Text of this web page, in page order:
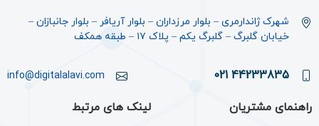
شهرک ژاندارمری – بلوار مرزداران – بلوار آریافر – بلوار جانبازان –
خیابان گلبرگ – گلبرگ یکم – پلاک ۱۷ – طبقه همکف
44233835 021
info@digitalalavi.com
راهنمای مشتریان لینک های مرتبط